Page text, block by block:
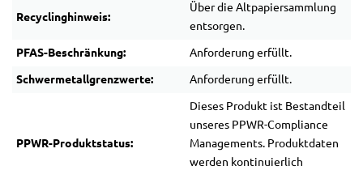
Recyclinghinweis:
Über die Altpapiersammlung
entsorgen.
PFAS-Beschränkung: Anforderung erfüllt.
Schwermetallgrenzwerte: Anforderung erfüllt.
PPWR-Produktstatus:
Dieses Produkt ist Bestandteil
unseres PPWR-Compliance
Managements. Produktdaten
werden kontinuierlich